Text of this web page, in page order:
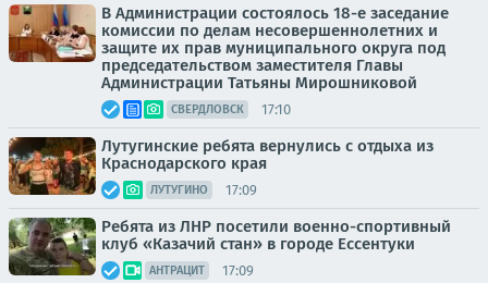
В Администрации состоялось 18-е заседание
комиссии по делам несовершеннолетних и
защите их прав муниципального округа под
председательством заместителя Главы
Администрации Татьяны Мирошниковой
СВЕРДЛОВСК 17:10
Лутугинские ребята вернулись с отдыха из
Краснодарского края
ЛУТУГИНО 17:09
Ребята из ЛНР посетили военно-спортивный
клуб «Казачий стан» в городе Ессентуки
АНТРАЦИТ 17:09